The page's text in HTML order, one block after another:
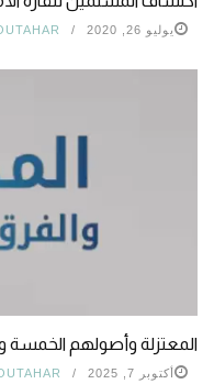
يوليو 26, 2020
المعتزلة وأصولهم
أكتوبر 7, 2025